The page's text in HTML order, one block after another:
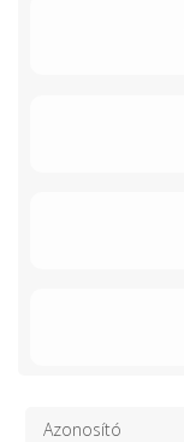
Azonosító